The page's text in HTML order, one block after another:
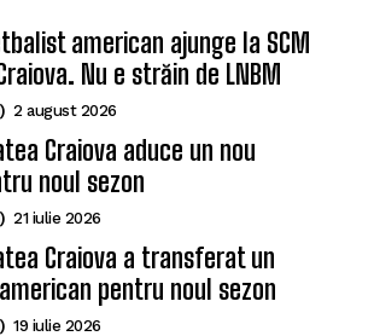
american ajunge la SCM
Nu e străin de LNBM
2 august 2026
Craiova aduce un nou
noul sezon
21 iulie 2026
Craiova a transferat un
pentru noul sezon
19 iulie 2026